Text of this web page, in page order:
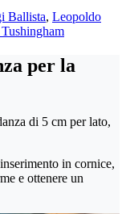
Ballista, Leopoldo
per la
di 5 cm per lato,
in cornice,
e ottenere un